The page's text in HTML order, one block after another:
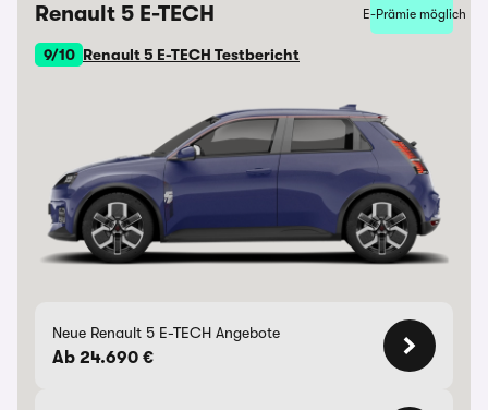
Renault 5 E-TECH E-Prämie möglich
9/10 Renault 5 E-TECH Testbericht
Neue Renault 5 E-TECH Angebote
Ab 24.690 €